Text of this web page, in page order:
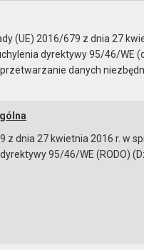
marca 1990 r. o
(UE) 2016/679 z dnia 27
dyrektywy 95/46/WE
danych
z dnia 27 kwietnia 2016 r.
95/46/WE (RODO)